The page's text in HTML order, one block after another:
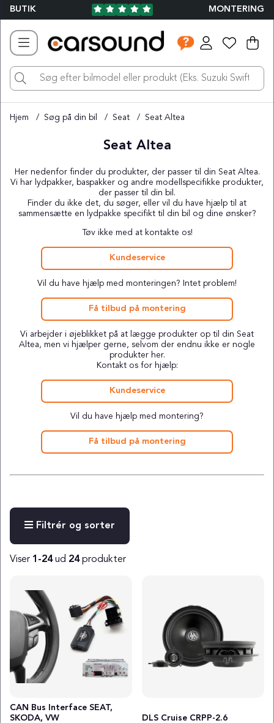
BUTIK MONTERING
.
Hjem Søg på din bil Seat Seat Altea
Seat Altea
Her nedenfor finder du produkter, der passer til din Seat Altea.
Vi har lydpakker, baspakker og andre modellspecifikke produkter,
der passer til din bil.
Finder du ikke det, du søger, eller vil du have hjælp til at
sammensætte en lydpakke specifikt til din bil og dine ønsker?
Tøv ikke med at kontakte os!
Kundeservice
Vil du have hjælp med monteringen? Intet problem!
Få tilbud på montering
Vi arbejder i øjeblikket på at lægge produkter op til din Seat
Altea, men vi hjælper gerne, selvom der endnu ikke er nogle
produkter her.
Kontakt os for hjælp:
Kundeservice
Vil du have hjælp med montering?
Få tilbud på montering
Filtrér og sorter
Viser 1-24ud 24produkter
CAN Bus Interface SEAT,
SKODA, VW
DLS Cruise CRPP-2.6